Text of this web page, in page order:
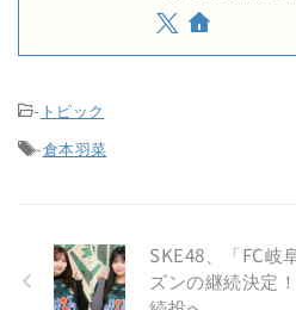
- トピック
-倉本羽菜
SKE48、「FC岐
ズンの継続決定